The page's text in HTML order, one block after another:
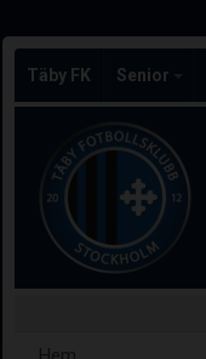
Täby FK Senior